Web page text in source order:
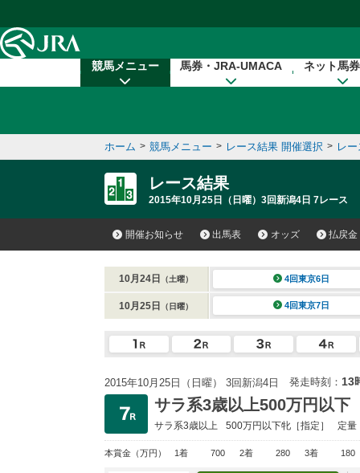
競馬メニュー 馬券・JRA-UMACA ネット馬
ホーム > 競馬メニュー > レース結果 開催選択 > レ
レース結果
2015年10月25日（日曜）3回新潟4日 7レース
開催お知らせ 出馬表 オッズ 払戻金
10月24日 （土曜） 4回東京6日
10月25日 （日曜） 4回東京7日
2015年10月25日（日曜） 3回新潟4日 発走時刻： 13
サラ系3歳以上500万円以下
サラ系3歳以上 500万円以下牝［指定］ 定量
本賞金 （万円） 1着 700 2着 280 3着 180